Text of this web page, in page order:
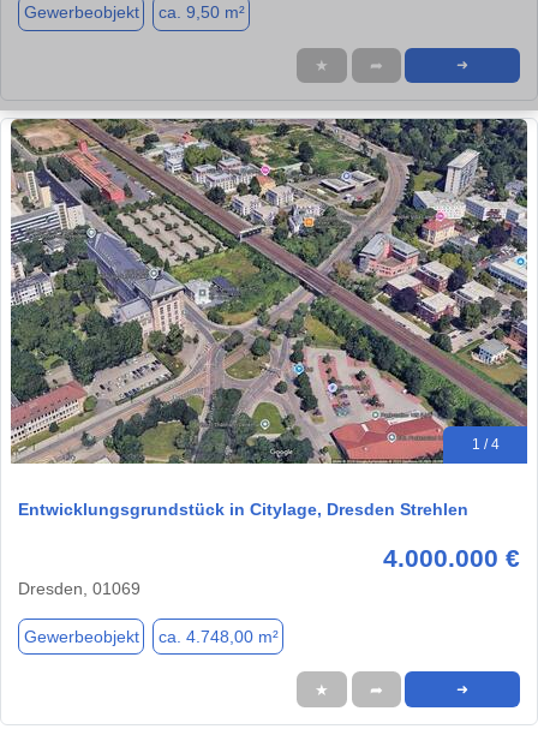
Gewerbeobjekt ca. 9,50 m²
★ ➦ ➜
1 / 4
Entwicklungsgrundstück in Citylage, Dresden Strehlen
4.000.000 €
Dresden, 01069
Gewerbeobjekt ca. 4.748,00 m²
★ ➦ ➜